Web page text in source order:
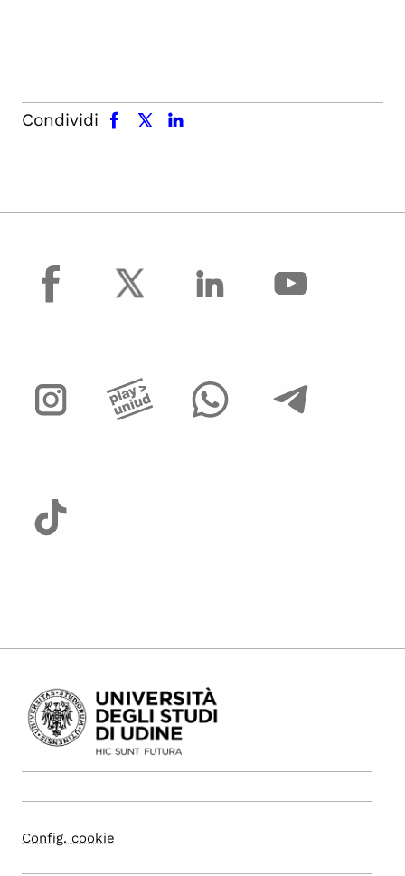
Condividi
facebook x.com linkedin
facebook
Config. cookie